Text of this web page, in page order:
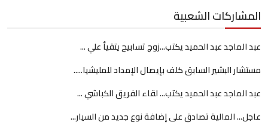
المشاركات الشعبية
عبد الماجد عبد الحميد يكتب...زوج تسابيح يتقيأ علي ...
مستشار البشير السابق كلف بإيصال الإمداد للمليشيا.....
عبد الماجد عبد الحميد يكتب... لقاء الفريق الكباشي ...
عاجل... المالية تصادق على إضافة نوع جديد من السيار...